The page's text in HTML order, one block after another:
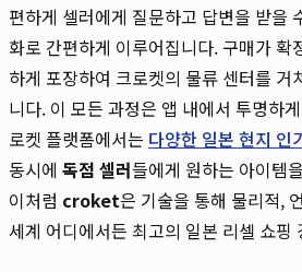
편하게 셀러에게 질문하고 답변을 받을
화로 간편하게 이루어집니다. 구매가 확
하게 포장하여 크로켓의 물류 센터를 거
니다. 이 모든 과정은 앱 내에서 투명하
로켓 플랫폼에서는 다양한 일본 현지 인
동시에 독점 셀러들에게 원하는 아이템
이처럼 croket은 기술을 통해 물리적,
세계 어디에서든 최고의 일본 리셀 쇼핑